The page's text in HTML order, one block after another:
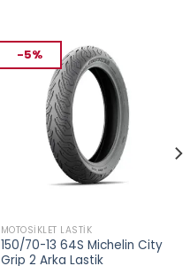
-5%
MOTOSIKLET LASTIK
150/70-13 64S Michelin City
Grip 2 Arka Lastik